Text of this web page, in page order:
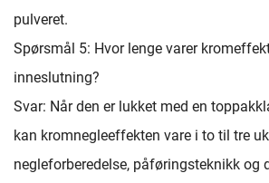
pulveret.
Spørsmål 5: Hvor lenge varer
inneslutning?
Svar: Når den er lukket med en
kan kromnegleeffekten vare i to til tre
negleforberedelse, påføringsteknikk og